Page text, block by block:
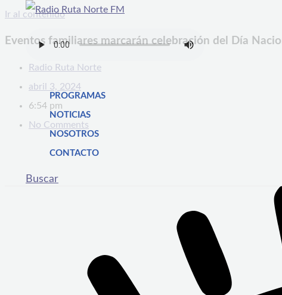
Ir al contenido
PROGRAMAS
NOTICIAS
NOSOTROS
CONTACTO
Buscar
Eventos familiares marcarán celebración del Día
Radio Ruta Norte
abril 3, 2024
6:54 pm
No Comments